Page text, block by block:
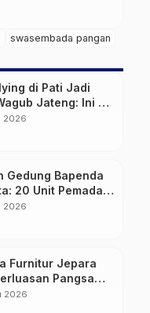
swasembada pangan
di Pati Jadi
Jateng: Ini PR
2026
Gedung Bapenda
20 Unit Pemadam
Skylift
2026
Furnitur Jepara
Pangsa
ke IKN
2026